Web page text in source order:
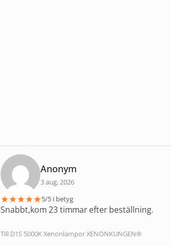
Anonym
3 aug, 2026
★★★★★5/5 i betyg
Snabbt,kom 23 timmar efter beställning.
Till D1S 5000K Xenonlampor XENONKUNGEN®